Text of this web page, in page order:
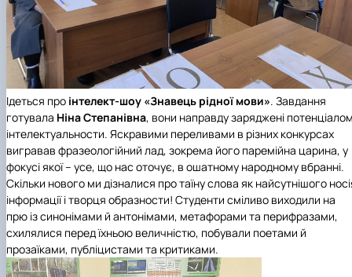
Ідеться про інтелект-шоу «Знавець рідної мови». Завдання
готувала Ніна Степанівна, вони направду заряджені
інтелектуальности. Яскравими переливами в різних конкурсах
вигравав фразеологійний лад, зокрема його паремійна царина, у
фокусі якої – усе, що нас оточує, в ошатному народному вбранні.
Скільки нового ми дізналися про таїну слова як найсутнішого
інформації і творця образности! Студенти сміливо виходили на
прю із синонімами й антонімами, метафорами та перифразами,
схилялися перед їхньою величністю, побували поетами й
прозаїками, публіцистами та критиками.